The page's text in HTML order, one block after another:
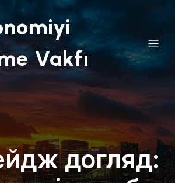
Vakfı
догляд: